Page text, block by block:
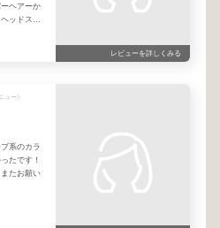
ヘアーか
ッドスパ
🎵
レビューを詳しくみる
ュー》
系のカラ
たです！
たお願い